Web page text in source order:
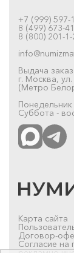
+7 (999) 597-
8 (499) 673-
8 (800) 201-
Выдача
г. Москва,
(Метро
Понедельник
Суббота -
Карта сайта
Договор-
Согласие на